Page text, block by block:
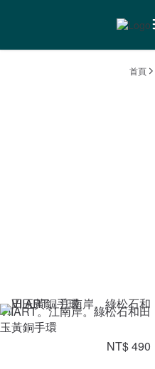
首頁
VIIART。江南岸。綠松石和田
玉黃銅手環
NT$ 490